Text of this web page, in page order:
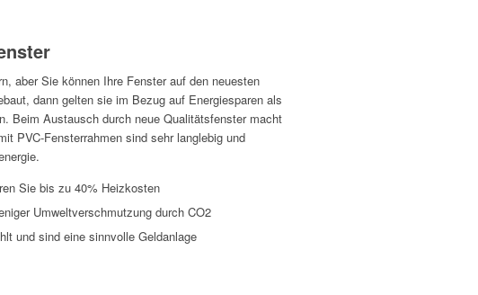
aber Sie können Ihre Fenster auf den neuesten
dann gelten sie im Bezug auf Energiesparen als
Beim Austausch durch neue Qualitätsfenster macht
PVC-Fensterrahmen sind sehr langlebig und
Sie bis zu 40% Heizkosten
Umweltverschmutzung durch CO2
und sind eine sinnvolle Geldanlage